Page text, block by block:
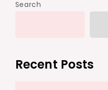
Search
Recent Posts